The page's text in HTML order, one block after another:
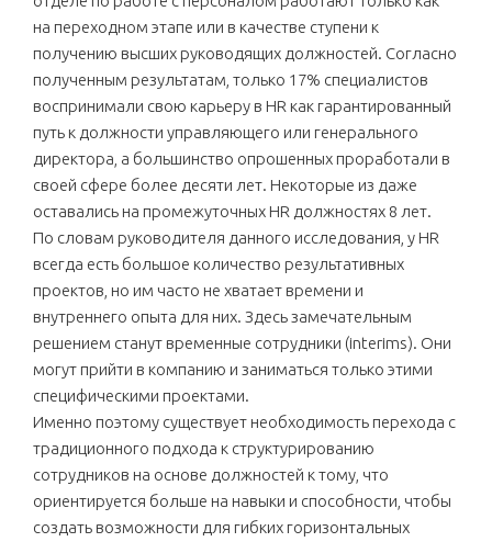
на переходном этапе или в качестве ступени к
получению высших руководящих должностей. Согласно
полученным результатам, только 17% специалистов
воспринимали свою карьеру в HR как гарантированный
путь к должности управляющего или генерального
директора, а большинство опрошенных проработали в
своей сфере более десяти лет. Некоторые из даже
оставались на промежуточных HR должностях 8 лет.
По словам руководителя данного исследования, у HR
всегда есть большое количество результативных
проектов, но им часто не хватает времени и
внутреннего опыта для них. Здесь замечательным
решением станут временные сотрудники (interims). Они
могут прийти в компанию и заниматься только этими
специфическими проектами.
Именно поэтому существует необходимость перехода с
традиционного подхода к структурированию
сотрудников на основе должностей к тому, что
ориентируется больше на навыки и способности, чтобы
создать возможности для гибких горизонтальных